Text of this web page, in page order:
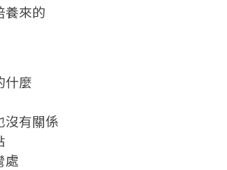
養來的
什麼
沒有關係
處